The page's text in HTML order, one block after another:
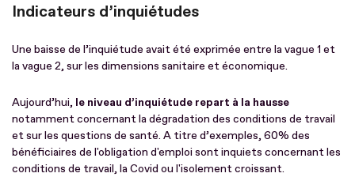
Indicateurs d’inquiétudes
Une baisse de l’inquiétude avait été exprimée entre la vague 1 et
la vague 2, sur les dimensions sanitaire et économique.
Aujourd’hui, le niveau d’inquiétude repart à la hausse
notamment concernant la dégradation des conditions de travail
et sur les questions de santé. A titre d’exemples, 60% des
bénéficiaires de l'obligation d'emploi sont inquiets concernant les
conditions de travail, la Covid ou l'isolement croissant.